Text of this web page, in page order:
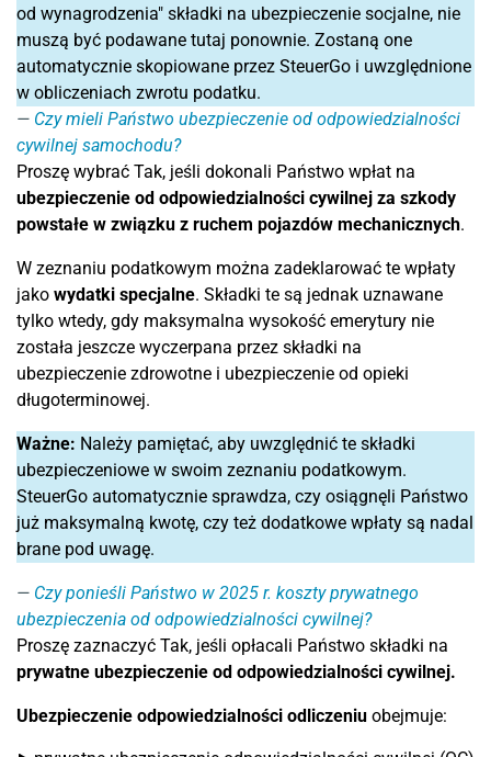
od wynagrodzenia" składki na ubezpieczenie socjalne, nie
muszą być podawane tutaj ponownie. Zostaną one
automatycznie skopiowane przez SteuerGo i uwzględnione
w obliczeniach zwrotu podatku.
Czy mieli Państwo ubezpieczenie od odpowiedzialności
cywilnej samochodu?
Proszę wybrać Tak, jeśli dokonali Państwo wpłat na
ubezpieczenie od odpowiedzialności cywilnej za szkody
powstałe w związku z ruchem pojazdów mechanicznych.
W zeznaniu podatkowym można zadeklarować te wpłaty
jako wydatki specjalne. Składki te są jednak uznawane
tylko wtedy, gdy maksymalna wysokość emerytury nie
została jeszcze wyczerpana przez składki na
ubezpieczenie zdrowotne i ubezpieczenie od opieki
długoterminowej.
Ważne: Należy pamiętać, aby uwzględnić te składki
ubezpieczeniowe w swoim zeznaniu podatkowym.
SteuerGo automatycznie sprawdza, czy osiągnęli Państwo
już maksymalną kwotę, czy też dodatkowe wpłaty są nadal
brane pod uwagę.
Czy ponieśli Państwo w 2025 r. koszty prywatnego
ubezpieczenia od odpowiedzialności cywilnej?
Proszę zaznaczyć Tak, jeśli opłacali Państwo składki na
prywatne ubezpieczenie od odpowiedzialności cywilnej.
Ubezpieczenie odpowiedzialności odliczeniu obejmuje: